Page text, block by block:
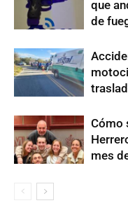
que
de
Cómo
mes